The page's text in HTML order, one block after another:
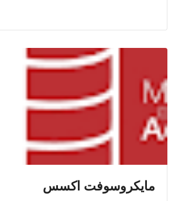
مايكروسوفت اكسس